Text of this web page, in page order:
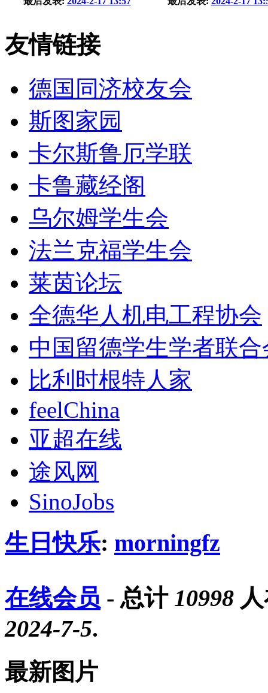
友情链接
德国同济校友会
斯图家园
卡尔斯鲁厄学联
卡鲁藏经阁
乌尔姆学生会
法兰克福学生会
莱茵论坛
全德华人机电工程协会
中国留德学生学者联合
比利时根特人家
feelChina
亚超在线
途风网
SinoJobs
生日快乐: morningfz
在线会员 - 总计 10998
2024-7-5.
最新图片